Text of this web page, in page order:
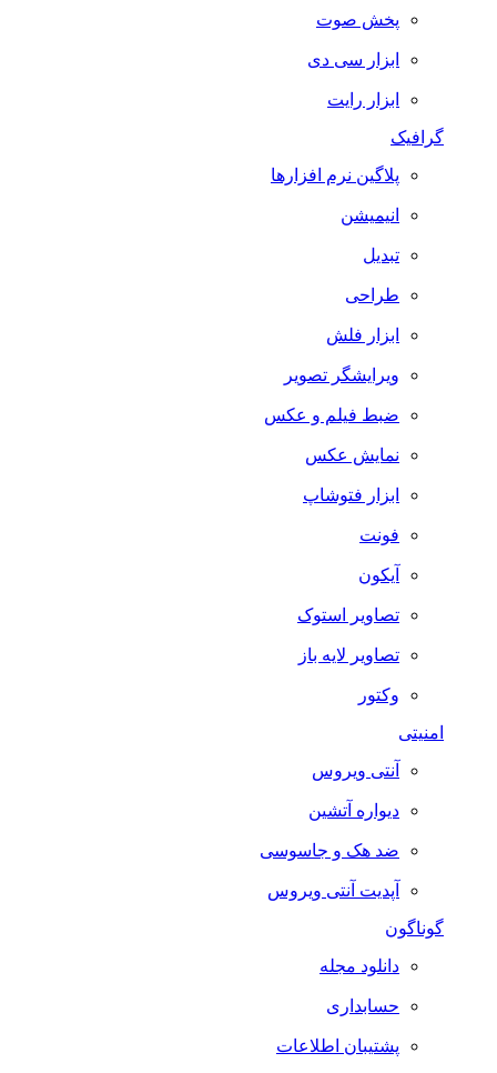
پخش صوت
ابزار سی دی
ابزار رایت
گرافیک
پلاگین نرم افزارها
انیمیشن
تبدیل
طراحی
ابزار فلش
ویرایشگر تصویر
ضبط فيلم و عكس
نمایش عکس
ابزار فتوشاپ
فونت
آیکون
تصاویر استوک
تصاویر لایه باز
وکتور
امنیتی
آنتی ویروس
دیواره آتشین
ضد هک و جاسوسی
آپدیت آنتی ویروس
گوناگون
دانلود مجله
حسابداری
پشتیبان اطلاعات